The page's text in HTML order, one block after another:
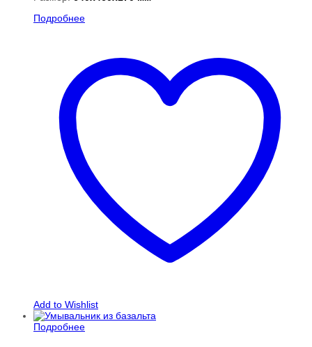
Подробнее
Add to Wishlist
Подробнее